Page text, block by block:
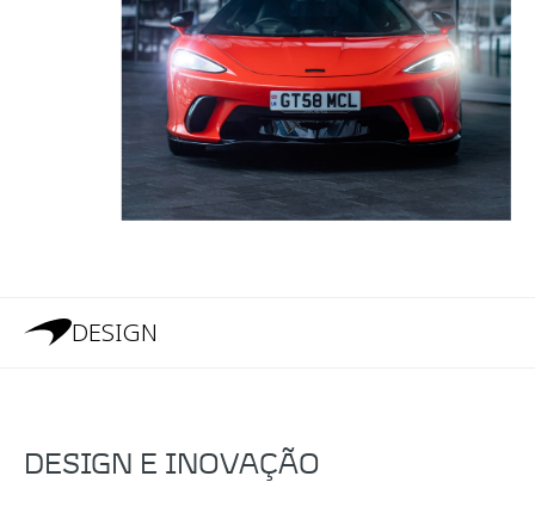
DESIGN
DESIGN E INOVAÇÃO